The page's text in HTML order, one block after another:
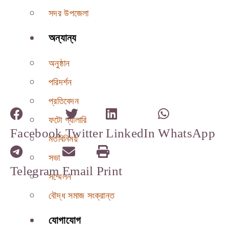
সদর উপজেলা
অন্যান্য
অনুষ্ঠান
পরিদর্শন
প্রতিবেদন
ফটো গ্যালারি
মতবিনিময়
সভা
সম্মেলন
বৌদ্ধ সমাজ সংক্রান্ত
যোগাযোগ
Facebook Twitter LinkedIn WhatsApp
Telegram Email Print